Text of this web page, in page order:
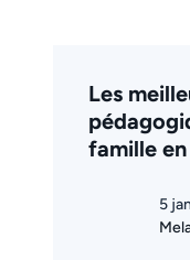
Les
famille
5